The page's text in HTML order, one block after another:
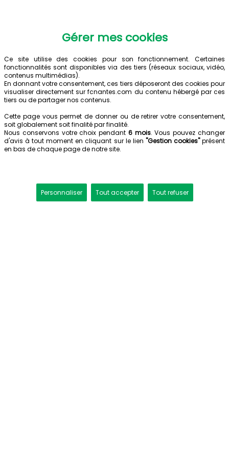
Gérer mes cookies
Ce site utilise des cookies pour son fonctionnement. Certaines
fonctionnalités sont disponibles via des tiers (réseaux sociaux, vidéo,
contenus multimédias).
En donnant votre consentement, ces tiers déposeront des cookies pour
visualiser directement sur fcnantes.com du contenu hébergé par ces
tiers ou de partager nos contenus.
Cette page vous permet de donner ou de retirer votre consentement,
soit globalement soit finalité par finalité.
Nous conservons votre choix pendant 6 mois. Vous pouvez changer
d'avis à tout moment en cliquant sur le lien "Gestion cookies"présent
en bas de chaque page de notre site.
Personnaliser Tout accepter Tout refuser